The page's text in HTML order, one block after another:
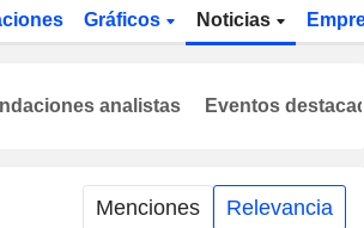
Gráficos Noticias
Menciones Relevancia
analistas Eventos